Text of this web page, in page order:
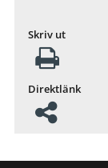
Skriv ut
Direktlänk